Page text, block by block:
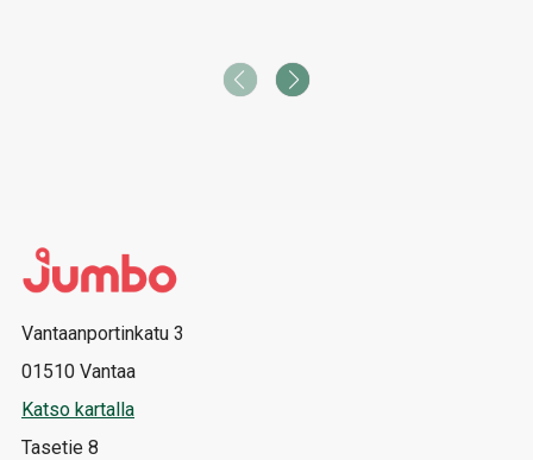
Vantaanportinkatu 3
01510 Vantaa
Katso kartalla
Tasetie 8